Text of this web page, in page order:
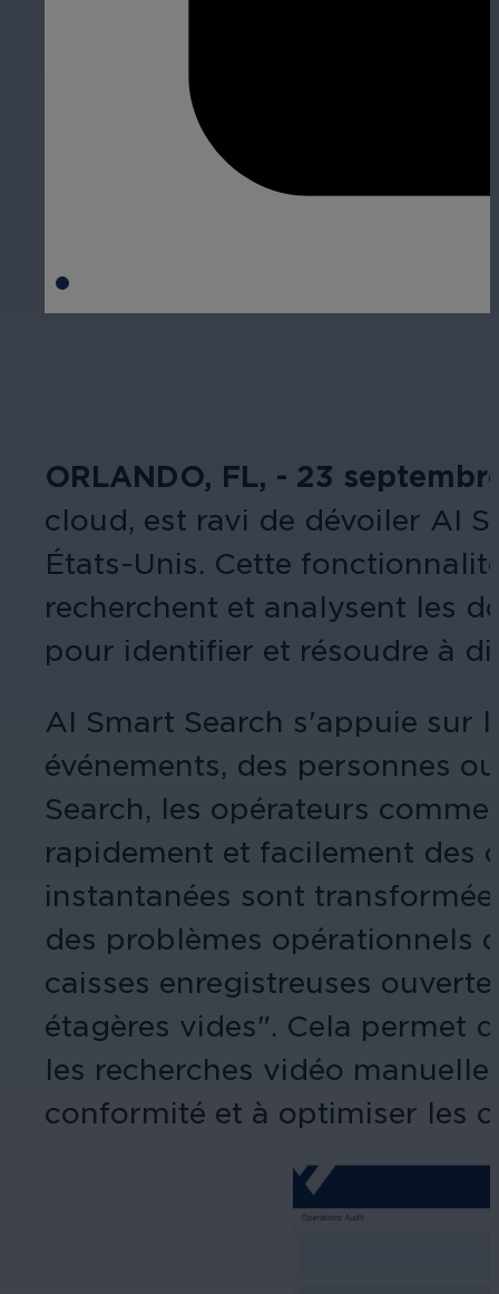
ORLANDO, FL, - 23
cloud, est ravi de dévoiler AI
États-Unis. Cette
recherchent et analysent les
pour identifier et résoudre à
AI Smart Search s'appuie sur
événements, des personnes
Search, les opérateurs
rapidement et facilement des
instantanées sont
des problèmes opérationnels
caisses enregistreuses
étagères vides". Cela permet
les recherches vidéo
conformité et à optimiser les